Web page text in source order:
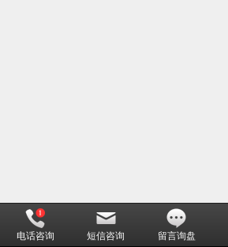
电话咨询 短信咨询 留言询盘